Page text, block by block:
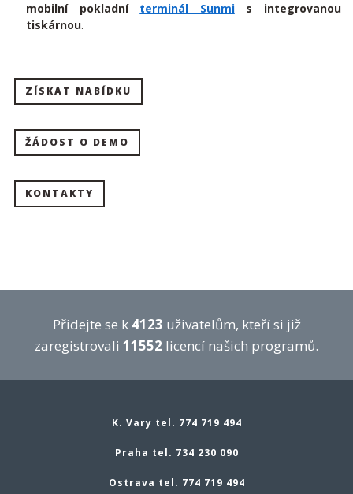
mobilní pokladní terminál Sunmis integrovanou
tiskárnou.
ZÍSKAT NABÍDKU
ŽÁDOST O DEMO
KONTAKTY
Přidejte se k 4123 uživatelům, kteří si již
zaregistrovali 11552 licencí našich programů.
K. Vary tel. 774 719 494
Praha tel. 734 230 090
Ostrava tel. 774 719 494